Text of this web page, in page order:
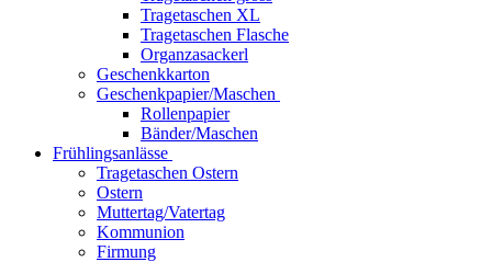
Tragetaschen XL
Tragetaschen Flasche
Organzasackerl
Geschenkkarton
Geschenkpapier/Maschen
Rollenpapier
Bänder/Maschen
Frühlingsanlässe
Tragetaschen Ostern
Ostern
Muttertag/Vatertag
Kommunion
Firmung